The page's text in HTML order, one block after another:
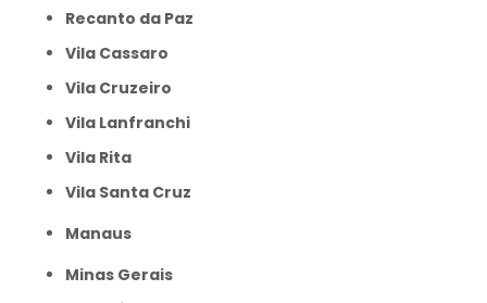
Recanto da Paz
Vila Cassaro
Vila Cruzeiro
Vila Lanfranchi
Vila Rita
Vila Santa Cruz
Manaus
Minas Gerais